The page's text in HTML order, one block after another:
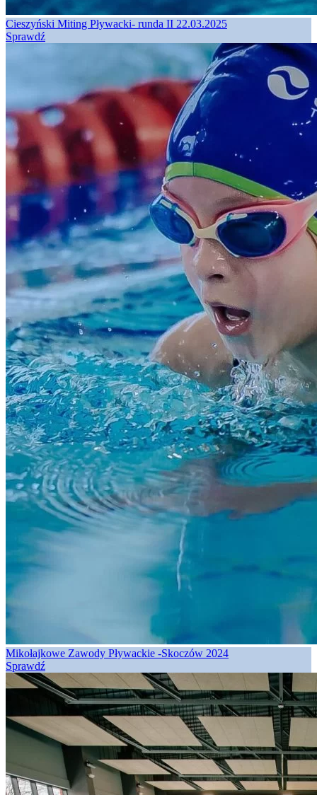
Cieszyński Miting Pływacki- runda II 22.03.2025
Sprawdź
Mikołajkowe Zawody Pływackie -Skoczów 2024
Sprawdź